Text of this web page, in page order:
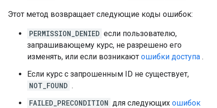
Этот метод возвращает следующие коды ошибок:
PERMISSION_DENIED если пользователю,
запрашивающему курс, не разрешено его
изменять, или если возникают ошибки доступа .
Если курс с запрошенным ID не существует,
NOT_FOUND .
FAILED_PRECONDITION для следующих ошибок